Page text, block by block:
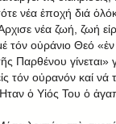
νέα ἐποχή διά
νέα ζωή, ζωή
τόν οὐράνιο Θεό
Παρθένου
τόν οὐρανόν καί νά
ὁ Υἱός Του ὁ